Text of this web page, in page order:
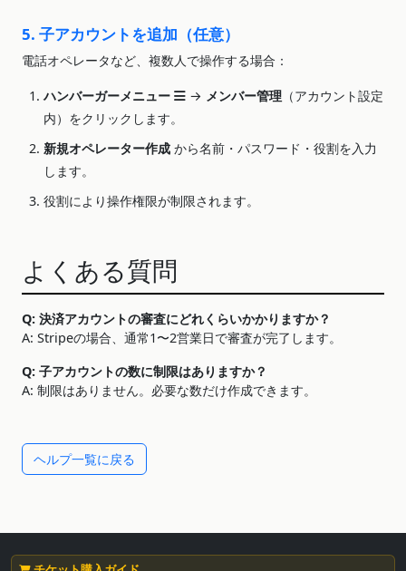
5. 子アカウントを追加（任意）
電話オペレータなど、複数人で操作する場合：
ハンバーガーメニュー → メンバー管理 （アカウント設定
内）をクリックします。
新規オペレーター作成 から名前・パスワード・役割を入力
します。
役割により操作権限が制限されます。
よくある質問
Q: 決済アカウントの審査にどれくらいかかりますか？
A: Stripeの場合、通常1〜2営業日で審査が完了します。
Q: 子アカウントの数に制限はありますか？
A: 制限はありません。必要な数だけ作成できます。
ヘルプ一覧に戻る